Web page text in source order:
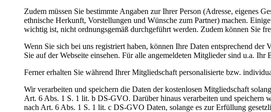
Zudem müssen Sie bestimmte Angaben zur Ihrer Person (Adresse, eigenes
ethnische Herkunft, Vorstellungen und Wünsche zum Partner) machen.
wichtig ist, nicht ordnungsgemäß durchgeführt werden. Zudem können Sie
Wenn Sie sich bei uns registriert haben, können Ihre Daten entsprechend
Sie auf der Webseite einsehen. Für alle angemeldeten Mitglieder sind u.a. Ihr
Ferner erhalten Sie während Ihrer Mitgliedschaft personalisierte bzw.
Wir verarbeiten und speichern die Daten der kostenlosen Mitgliedschaft
Art. 6 Abs. 1 S. 1 lit. b DS-GVO. Darüber hinaus verarbeiten und speichern
nach Art. 6 Abs. 1 S. 1 lit. c DS-GVO Daten, solange es zur Erfüllung